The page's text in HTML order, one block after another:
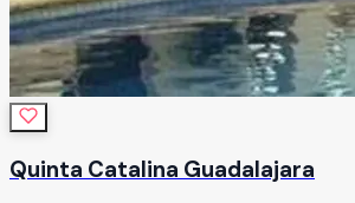
Quinta Catalina Guadalajara